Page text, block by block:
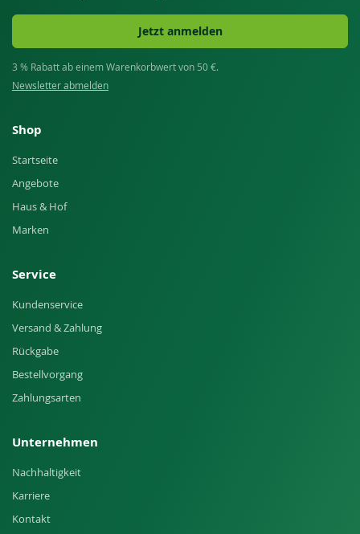
Jetzt anmelden
3 % Rabatt ab einem Warenkorbwert von 50 €.
Newsletter abmelden
Shop
Startseite
Angebote
Haus & Hof
Marken
Service
Kundenservice
Versand & Zahlung
Rückgabe
Bestellvorgang
Zahlungsarten
Unternehmen
Nachhaltigkeit
Karriere
Kontakt